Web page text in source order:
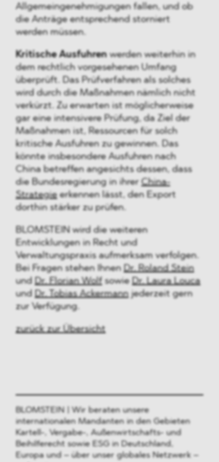
Allgemeingenehmigungen fallen, und ob
die Anträge entsprechend storniert
werden müssen.
Kritische Ausfuhrenwerden weiterhin in
dem rechtlich vorgesehenen Umfang
überprüft. Das Prüfverfahren als solches
wird durch die Maßnahmen nämlich nicht
verkürzt. Zu erwarten ist möglicherweise
gar eine intensivere Prüfung, da Ziel der
Maßnahmen ist, Ressourcen für solch
kritische Ausfuhren zu gewinnen. Das
könnte insbesondere Ausfuhren nach
China betreffen angesichts dessen, dass
die Bundesregierung in ihrer China-
Strategieerkennen lässt, den Export
dorthin stärker zu prüfen.
BLOMSTEIN wird die weiteren
Entwicklungen in Recht und
Verwaltungspraxis aufmerksam verfolgen.
Bei Fragen stehen Ihnen Dr. Roland Stein
und Dr. Florian Wolf sowie Dr. Laura Louca
und Dr. Tobias Ackermannjederzeit gern
zur Verfügung.
zurück zur Übersicht
BLOMSTEIN | Wir beraten unsere
internationalen Mandanten in den Gebieten
Kartell-, Vergabe-, Außenwirtschafts- und
Beihilferecht sowie ESG in Deutschland,
Europa und – über unser globales Netzwerk –